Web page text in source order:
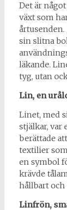
Det är
växt som
sin slitna
läkande.
tyg, utan
Lin, en
Linet, med
stjälkar, var
berättade
textilier
en symbol
krävde
hållbart och
Linfrön,